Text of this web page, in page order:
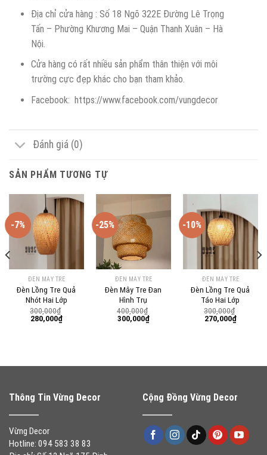
Địa chỉ cửa hàng : Số 18 Ngõ 322E Đường Lê Trọng
Tấn – Phường Khương Mai – Quận Thanh Xuân – Hà
Nội.
Cửa hàng có rất nhiều sản phẩm thân thiện với môi
trường cực đẹp khác cho bạn tham khảo.
Facebook: https://www.facebook.com/vungdecor
Đánh giá (0)
SẢN PHẨM TƯƠNG TỰ
-7%
ĐÈN MÂY TRE
Đèn Lồng Tre Quả
Nhót Hai Lớp
300,000₫
Giá
280,000₫Giá
hiện
-25%
ĐÈN MÂY TRE
Đèn Mây Tre Đan
Hình Trụ
400,000₫
Giá
300,000₫Giá
hiện
-10%
ĐÈN MÂY TRE
Đèn Lồng Tre Quả
Táo Hai Lớp
300,000₫
Giá
270,000₫Giá
hiện
Thông Tin Vừng Decor
Vừng Decor
Hotline: 094 583 38 83
Cộng Đồng Vừng Decor